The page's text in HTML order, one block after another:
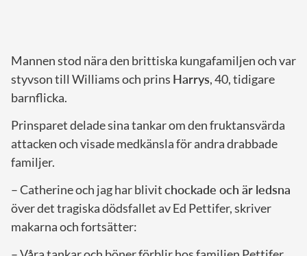
Mannen stod nära den brittiska kungafamiljen och var
styvson till Williams och prins Harrys, 40, tidigare
barnflicka.
Prinsparet delade sina tankar om den fruktansvärda
attacken och visade medkänsla för andra drabbade
familjer.
– Catherine och jag har blivitchockade och är ledsna
över det tragiska dödsfallet av Ed Pettifer, skriver
makarna och fortsätter: